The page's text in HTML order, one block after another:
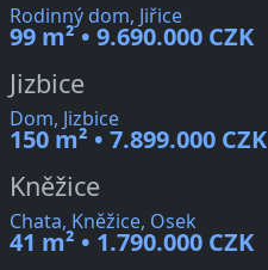
Rodinný dom, Jiřice
99 m² • 9.690.000 CZK
Jizbice
Dom, Jizbice
150 m² • 7.899.000 CZK
Kněžice
Chata, Kněžice, Osek
41 m² • 1.790.000 CZK